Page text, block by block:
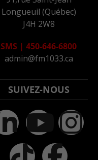
Longueuil (Québec)
J4H 2W8
SMS | 450-646-6800
admin@fm1033.ca
SUIVEZ-NOUS